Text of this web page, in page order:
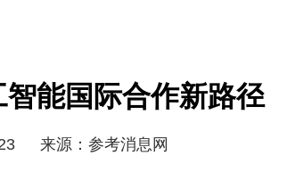
能国际合作新路径
来源：参考消息网